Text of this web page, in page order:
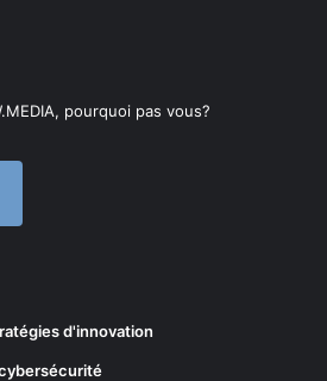
pourquoi pas vous?
d'innovation